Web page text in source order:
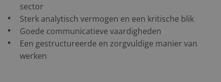
sector
Sterk analytisch vermogen en een kritische blik
Goede communicatieve vaardigheden
Een gestructureerde en zorgvuldige manier van
werken